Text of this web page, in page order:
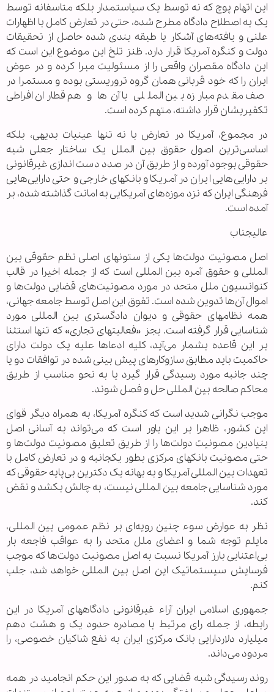
این اتهام پوچ که نه توسط یک سیاستمدار بلکه متاسفانه توسط
یک به اصطلاح دادگاه مطرح شده، حتی در تعارض کامل با اظهارات
علنی و یافته‌های آشکار یا طبقه بندی شده حاصل از تحقیقات
دولت و کنگره آمریکا قرار دارد. ظنز تلخ این موضوع این است که
این دادگاه مقصران واقعی را از مسئولیت مبرا کرده و در عوض
ایران را که خود قربانی‌‌ همان گروه تروریستی بوده و مستمرا در
صف مقدم مبارزه بین المللی با آن‌ها و هم قطاران افراطی
تکفیریشان قرار داشته، متهم کرده است.
در مجموع، آمریکا در تعارض با نه تنها عینیات بدیهی، بلکه
اساسی‌ترین اصول حقوق بین الملل یک ساختار جعلی شبه
حقوقی بوجود آورده و از طریق آن در صدد دست اندازی غیرقانونی
بر دارایی‌هایی ایران در آمریکا و بانکهای خارجی و حتی دارایی‌هایی
فرهنگی ایران که نزد موزه‌های آمریکایی به امانت گذاشته شده، بر
آمده است.
عالیجناب
اصل مصونیت دولت‌ها یکی از ستونهای اصلی نظم حقوقی بین
المللی و حقوق آمره بین المللی است که از جمله اخیرا در قالب
کنوانسیون ملل متحد در مورد مصونیت‌های قضایی دولت‌ها و
اموال آن‌ها تدوین شده است. تفوق این اصل توسط جامعه جهانی،
همه نظامهای حقوقی و دیوان دادگستری بین المللی مورد
شناسایی قرار گرفته است. بجز «فعالیتهای تجاری» که تنها استثنا
بر این قاعده بشمار می‌آید، کلیه ادعا‌ها علیه یک دولت دارای
حاکمیت باید مطابق سازوکارهای پیش بینی شده در توافقات دو یا
چند جانبه مورد رسیدگی قرار گیرد یا به نحو مناسب از طریق
محاکم صالحه بین المللی حل و فصل شوند.
موجب نگرانی شدید است که کنگره آمریکا، به همراه دیگر قوای
این کشور، ظاهرا بر این باور است که می‌تواند به آسانی اصل
بنیادین مصونیت دولت‌ها را از طریق تعلیق مصونیت دولت‌ها و
حتی مصونیت بانکهای مرکزی بطور یکجانبه و در تعارض کامل با
تعهدات بین المللی آمریکا و به بهانه یک دکترین بی‌پایه حقوقی که
مورد شناسایی جامعه بین المللی نیست، به چالش بکشد و نقض
کند.
نظر به عوارض سوء چنین رویه‌ای بر نظم عمومی بین المللی،
مایلم توجه شما و اعضای ملل متحد را به عواقب فاجعه بار
بی‌اعتنایی بارز آمریکا نسبت به اصل مصونیت دولت‌ها که موجب
فرسایش سیستماتیک این اصل بین المللی خواهد شد، جلب
کنم.
جمهوری اسلامی ایران آراء غیرقانونی دادگاههای آمریکا در این
رابطه، از جمله رای مرتبط با مصادره حدود یک و هشت دهم
میلیارد دلاردارایی بانک مرکزی ایران به نفع شاکیان خصوصی، را
مردود می‌داند.
روند رسیدگی شبه قضایی که به صدور این حکم انجامید در همه